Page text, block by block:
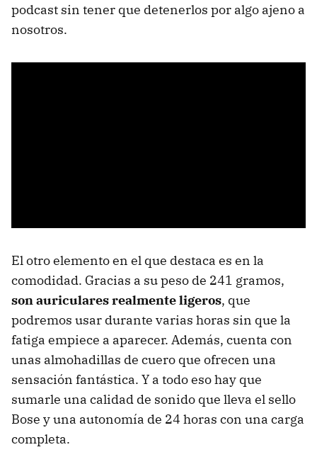
podcast sin tener que detenerlos por algo ajeno a
nosotros.
El otro elemento en el que destaca es en la
comodidad. Gracias a su peso de 241 gramos,
son auriculares realmente ligeros, que
podremos usar durante varias horas sin que la
fatiga empiece a aparecer. Además, cuenta con
unas almohadillas de cuero que ofrecen una
sensación fantástica. Y a todo eso hay que
sumarle una calidad de sonido que lleva el sello
Bose y una autonomía de 24 horas con una carga
completa.